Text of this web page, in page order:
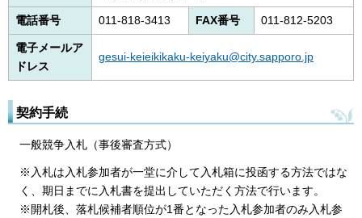
電話番号 011-818-3413 FAX番号 011-812-5203
電子メールア
ドレス
gesui-keieikikaku-keiyaku@city.sapporo.jp
契約手続
一般競争入札（事後審査方式）
※入札は入札参加者が一堂に介して入札箱に投函する方法ではな
く、期日までに入札書を提出していただく方法で行います。
※開札後、落札候補者順位が1番となった入札参加者のみ入札参